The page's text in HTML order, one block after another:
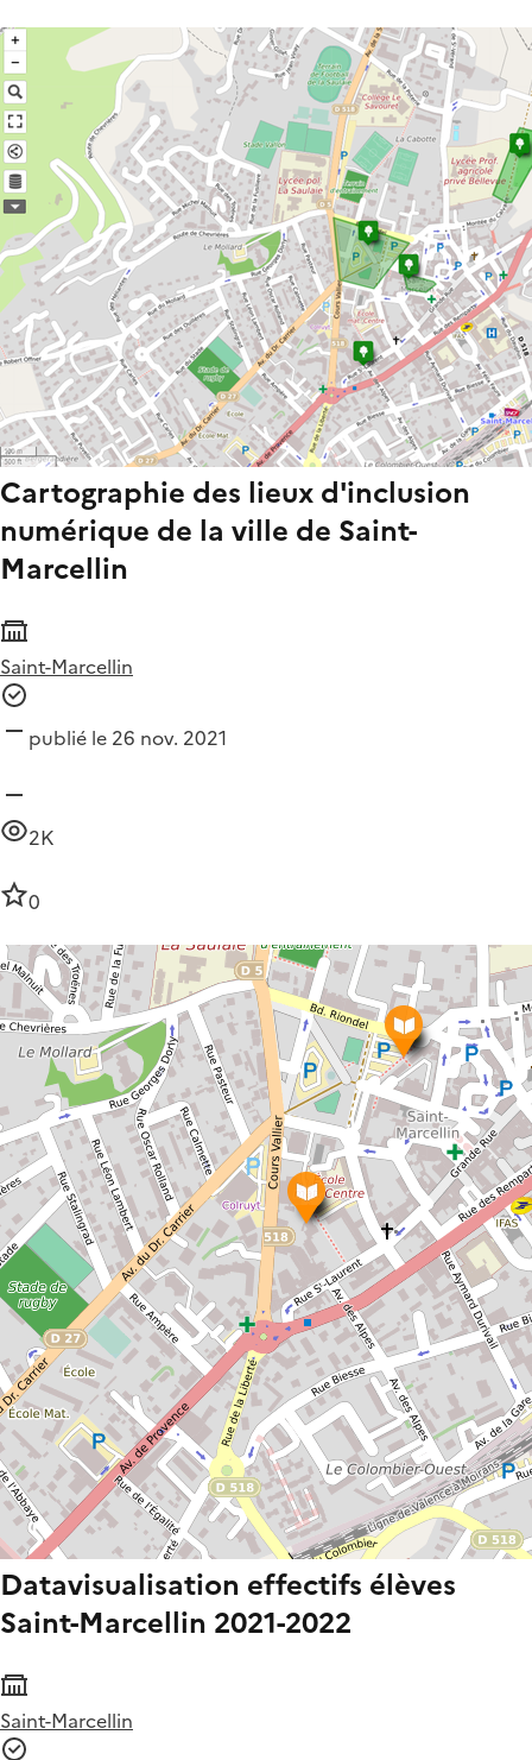
Cartographie des lieux d'inclusion
numérique de la ville de Saint-
Marcellin
Saint-Marcellin
publié le 26 nov. 2021
2K
0
Datavisualisation effectifs élèves
Saint-Marcellin 2021-2022
Saint-Marcellin